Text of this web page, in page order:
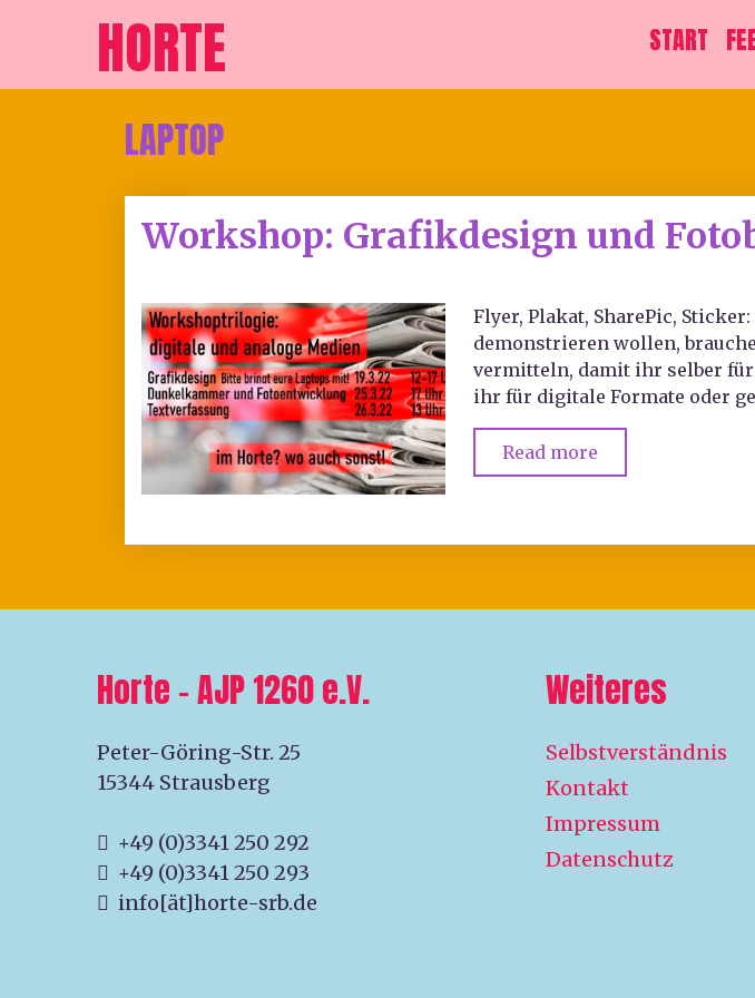
HORTE START
LAPTOP
Workshop: Grafikdesign und
Flyer, Plakat, SharePic,
demonstrieren wollen,
vermitteln, damit ihr selber für
ihr für digitale Formate oder
Read more
Horte – AJP 1260 e.V.
Peter-Göring-Str. 25
15344 Strausberg
+49 (0)3341 250 292
+49 (0)3341 250 293
info[ät]horte-srb.de
Weiteres
Selbstverständnis
Kontakt
Impressum
Datenschutz